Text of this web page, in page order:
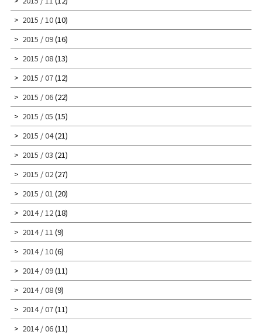
2015 / 10(10)
2015 / 09(16)
2015 / 08(13)
2015 / 07(12)
2015 / 06(22)
2015 / 05 (15)
2015 / 04(21)
2015 / 03 (21)
2015 / 02(27)
2015 / 01 (20)
2014 / 12(18)
2014 / 11 (9)
2014 / 10(6)
2014 / 09(11)
2014 / 08(9)
2014 / 07(11)
2014 / 06(11)